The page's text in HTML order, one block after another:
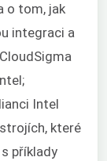
o tom, jak
integraci a
Intel
které
příklady